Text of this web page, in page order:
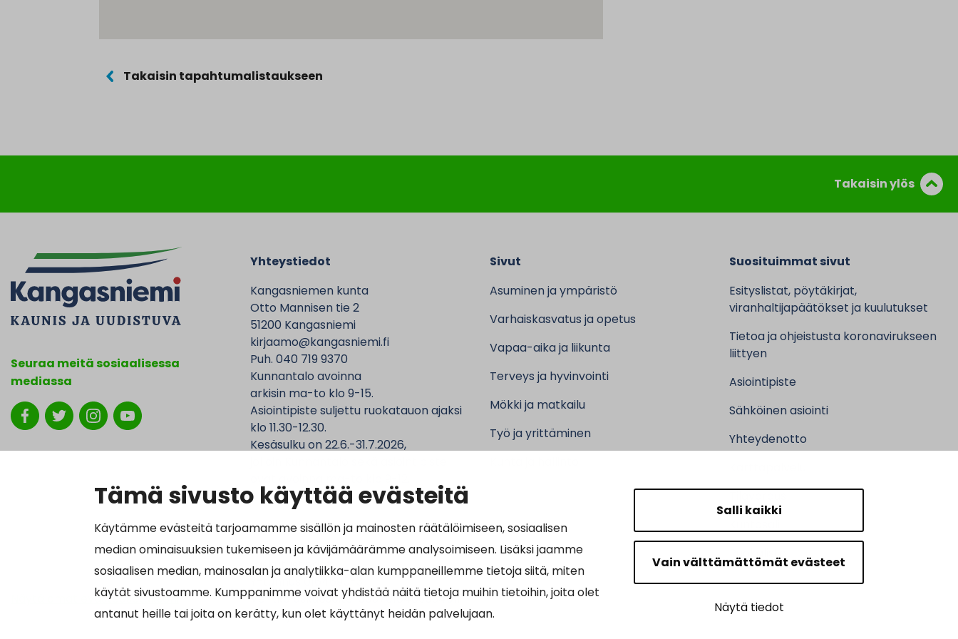
Tämä sivusto käyttää evästeitä
Käytämme evästeitä tarjoamamme sisällön ja mainosten räätälöimiseen, sosiaalisen
median ominaisuuksien tukemiseen ja kävijämäärämme analysoimiseen. Lisäksi jaamme
sosiaalisen median, mainosalan ja analytiikka-alan kumppaneillemme tietoja siitä, miten
käytät sivustoamme. Kumppanimme voivat yhdistää näitä tietoja muihin tietoihin, joita olet
antanut heille tai joita on kerätty, kun olet käyttänyt heidän palvelujaan.
Salli kaikki
Vain välttämättömät evästeet
Näytä tiedot
Takaisin tapahtumalistaukseen
Takaisin ylös
Seuraa meitä sosiaalisessa
mediassa
Näytä omat evästeasetukseni
Yhteystiedot
Kangasniemen kunta
Otto Mannisen tie 2
51200 Kangasniemi
kirjaamo@kangasniemi.fi
Puh. 040 719 9370
Kunnantalo avoinna
arkisin ma-to klo 9-15.
Asiointipiste suljettu ruokatauon ajaksi
klo 11.30-12.30.
Kesäsulku on 22.6.-31.7.2026,
Laskutustiedot:
Y-tunnus 0164690-3
Verkkolaskuosoite: 0037016469034011
Välittäjätunnus: 003703575029
Sivut
Asuminen ja ympäristö
Varhaiskasvatus ja opetus
Vapaa-aika ja liikunta
Terveys ja hyvinvointi
Mökki ja matkailu
Työ ja yrittäminen
Suosituimmat sivut
Esityslistat, pöytäkirjat,
viranhaltijapäätökset ja kuulutukset
Tietoa ja ohjeistusta koronavirukseen
liittyen
Asiointipiste
Sähköinen asiointi
Yhteydenotto
Ruokalistat